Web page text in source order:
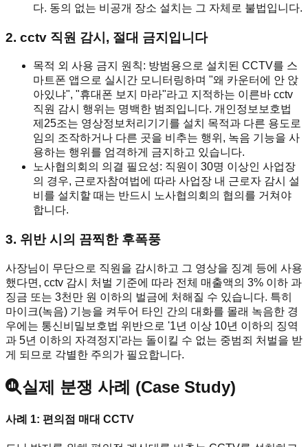
다. 동의 없는 비공개 장소 설치는 그 자체로 불법입니다.
2. cctv 직원 감시, 절대 금지입니다
목적 외 사용 금지 원칙: 방범용으로 설치된 CCTV를 스
마트폰 앱으로 실시간 모니터링하며 "왜 카운터에 안 앉
아있냐", "휴대폰 보지 마라"라고 지적하는 이른바 cctv
직원 감시 행위는 명백한 범죄입니다. 개인정보보호법
제25조는 영상정보처리기기를 설치 목적과 다른 용도로
임의 조작하거나 다른 곳을 비추는 행위, 녹음 기능을 사
용하는 행위를 엄격하게 금지하고 있습니다.
노사협의회의 의결 필요성: 직원이 30명 이상인 사업장
의 경우, 근로자참여법에 따라 사업장 내 근로자 감시 설
비를 설치할 때는 반드시 노사협의회의 협의를 거쳐야
합니다.
3. 위반 시의 끔찍한 후폭풍
사장님이 무단으로 직원을 감시하고 그 영상을 징계 등에 사용
했다면, cctv 감시 처벌 기준에 따라 전체 매출액의 3% 이하 과
징금 또는 3천만 원 이하의 벌금에 처해질 수 있습니다. 특히
마이크(녹음) 기능을 켜두어 타인 간의 대화를 몰래 녹음한 경
우에는 통신비밀보호법 위반으로 '1년 이상 10년 이하의 징역
과 5년 이하의 자격정지'라는 돌이킬 수 없는 중범죄 처벌을 받
게 되므로 각별한 주의가 필요합니다.
실제 분쟁 사례 (Case Study)
사례 1: 편의점 매대 CCTV